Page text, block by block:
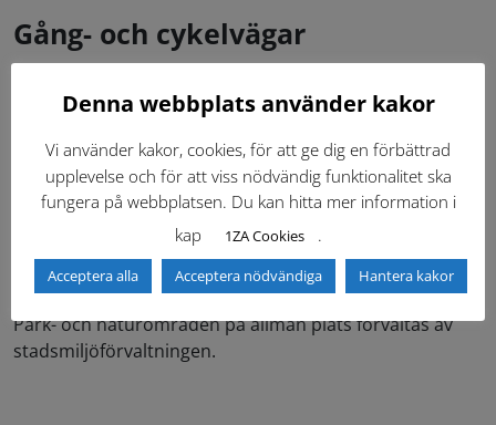
Gång- och cykelvägar
cykelvägar på allmän plats.
Torgytor
Kommunen är normalt väghållare för torgytor på
Park och naturområden
Park- och naturområden på allmän plats förvaltas av
stadsmiljöförvaltningen.
Denna webbplats använder kakor
Vi använder kakor, cookies, för att ge dig en förbättrad
upplevelse och för att viss nödvändig funktionalitet ska
fungera på webbplatsen. Du kan hitta mer information i
kap
1ZA Cookies .
Acceptera alla Acceptera nödvändiga Hantera kakor